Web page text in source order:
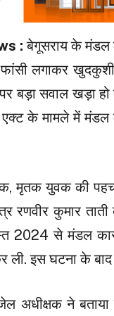
:बेगूसराय के मंडल
फांसी लगाकर
बड़ा सवाल खड़ा
के मामले में मंडल
मृतक युवक की
रणवीर कुमार
2024 से मंडल
ली. इस घटना के
अधीक्षक ने